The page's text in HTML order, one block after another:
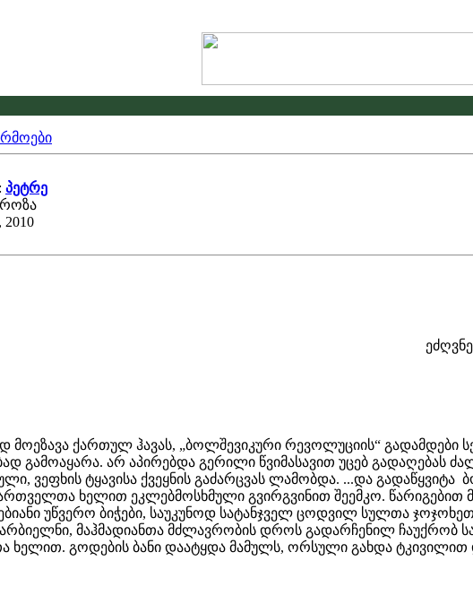
პეტრე
2010
სრულიად
ამბროსი
ქართულ ჰავას, „ბოლშევიკური რევოლუციის“ გადამდები
გამოაყარა. არ აპირებდა გერილი წვიმასავით უცებ გადაღებას
ვეფხის ტყავისა ქვეყნის გაძარცვას ლამობდა. ...და
ხელით ეკლებმოსხმული გვირგვინით შეემკო. წარიგებით
უწვერო ბიჭები, საუკუნოდ სატანჯველ ცოდვილ სულთა
მარბიელნი, მაჰმადიანთა მძლავრობის დროს გადარჩენილ ჩაუქრობ
ხელით. გოდების ბანი დაატყდა მამულს, ორსული გახდა